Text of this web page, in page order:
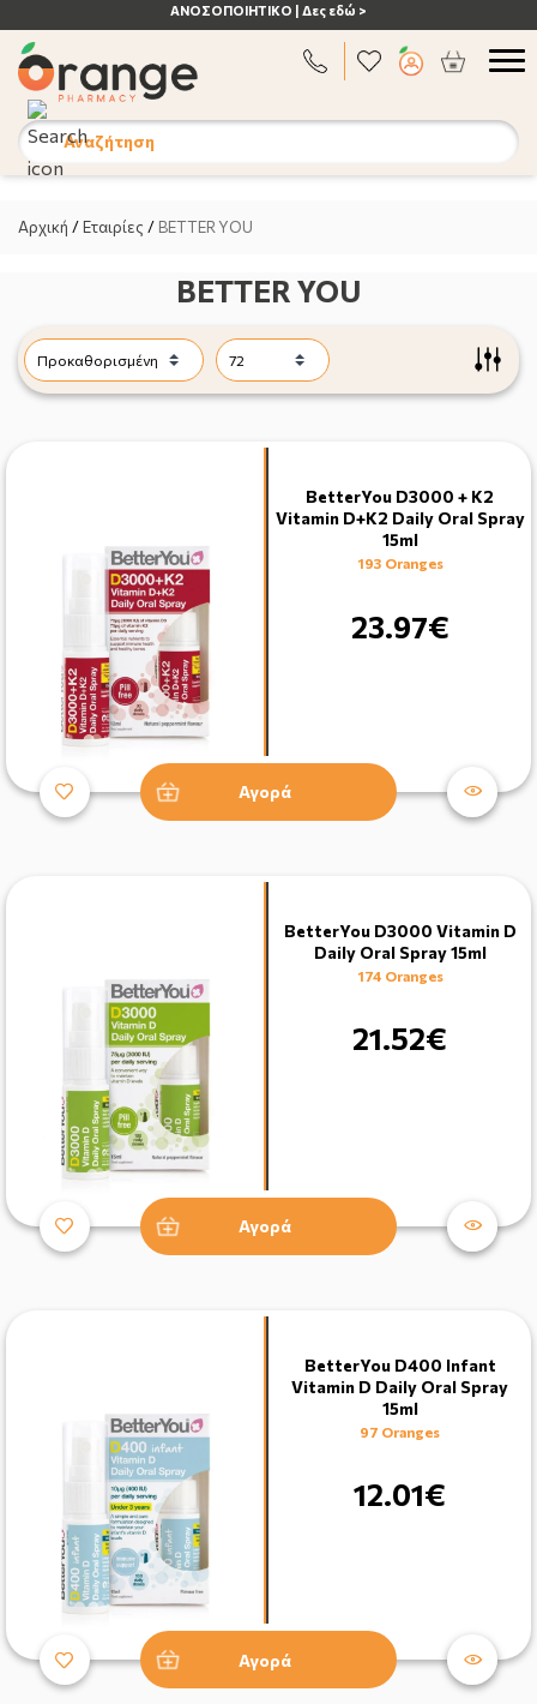
ΑΝΟΣΟΠΟΙΗΤΙΚΟ | Δες εδώ >
Αναζήτηση
Αρχική /Εταιρίες / BETTER YOU
BETTER YOU
BetterYou D3000 + K2
Vitamin D+K2 Daily Oral Spray
15ml
193 Oranges
23.97€
Αγορά
BetterYou D3000 Vitamin D
Daily Oral Spray 15ml
174 Oranges
21.52€
Αγορά
BetterYou D400 Infant
Vitamin D Daily Oral Spray
15ml
97 Oranges
12.01€
Αγορά